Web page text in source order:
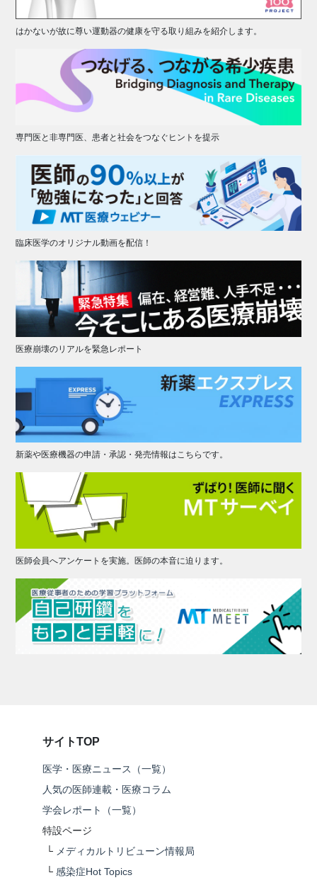
はかないが故に尊い運動器の健康を守る取り組みを紹介します。
専門医と非専門医、患者と社会をつなぐヒントを提示
臨床医学のオリジナル動画を配信！
医療崩壊のリアルを緊急レポート
新薬や医療機器の申請・承認・発売情報はこちらです。
医師会員へアンケートを実施。医師の本音に迫ります。
サイトTOP
医学・医療ニュース（一覧）
人気の医師連載・医療コラム
学会レポート（一覧）
特設ページ
└ メディカルトリビューン情報局
└ 感染症Hot Topics